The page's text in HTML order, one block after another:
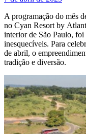
A programação do mês
no Cyan Resort by
interior de São Paulo, foi
inesquecíveis. Para
de abril, o
tradição e diversão.